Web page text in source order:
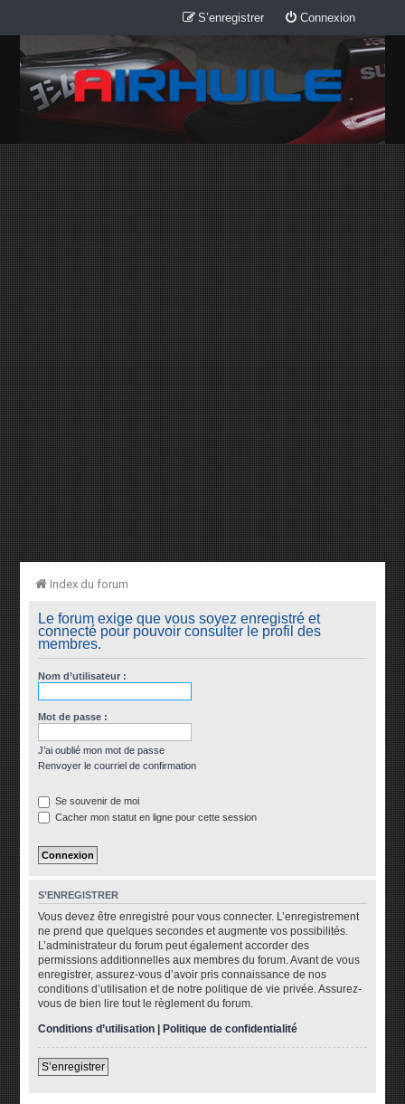
Connexion
S’enregistrer
Index du forum
Le forum exige que vous soyez enregistré et
connecté pour pouvoir consulter le profil des
membres.
Nom d’utilisateur :
Mot de passe :
J’ai oublié mon mot de passe
Renvoyer le courriel de confirmation
Se souvenir de moi
Cacher mon statut en ligne pour cette session
S’ENREGISTRER
Vous devez être enregistré pour vous connecter. L’enregistrement
ne prend que quelques secondes et augmente vos possibilités.
L’administrateur du forum peut également accorder des
permissions additionnelles aux membres du forum. Avant de vous
enregistrer, assurez-vous d’avoir pris connaissance de nos
conditions d’utilisation et de notre politique de vie privée. Assurez-
vous de bien lire tout le règlement du forum.
Conditions d’utilisation |Politique de confidentialité
S’enregistrer